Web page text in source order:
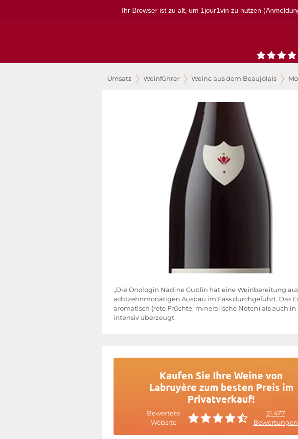
Ihr Browser ist zu alt, um 1jour1vin zu nutzen
Umsatz Weinführer Weine aus dem Beaujolais
„Die Önologin Nadine Gublin hat eine Weinbereitung
achtzehnmonatigen Ausbau im Fass durchgeführt. Das
aromatisch (rote Früchte, mineralische Noten) als auch
intensiv überzeugt.
Kaufen Sie Ihre Weine von
Labruyère zum besten Preis im
Privatverkauf!
Bewertete
Website
21.477
Bewertungen